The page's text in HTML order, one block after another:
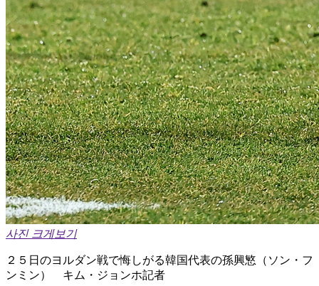
사진 크게보기
２５日のヨルダン戦で悔しがる韓国代表の孫興慜（ソン・フ
ンミン） キム・ジョンホ記者